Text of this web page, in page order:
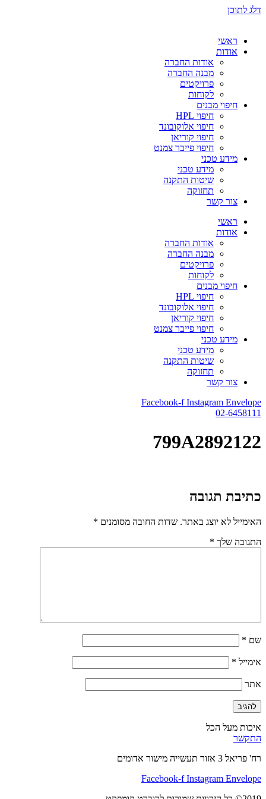
דלג לתוכן
ראשי
אודות
אודות החברה
מבנה החברה
פרויקטים
לקוחות
חיפוי מבנים
חיפוי HPL
חיפוי אלוקובונד
חיפוי קוריאן
חיפוי פייבר צמנט
מידע טכני
מידע טכני
שיטות התקנה
תחזוקה
צור קשר
ראשי
אודות
אודות החברה
מבנה החברה
פרויקטים
לקוחות
חיפוי מבנים
חיפוי HPL
חיפוי אלוקובונד
חיפוי קוריאן
חיפוי פייבר צמנט
מידע טכני
מידע טכני
שיטות התקנה
תחזוקה
צור קשר
Facebook-f Instagram Envelope
02-6458111
799A2892122
כתיבת תגובה
האימייל לא יוצג באתר. שדות החובה מסומנים *
התגובה שלך *
שם *
אימייל *
אתר
איכות מעל הכל
התקשר
רח' פריאל 3 אזור תעשייה מישור אדומים
Facebook-f Instagram Envelope